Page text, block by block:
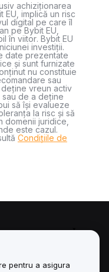
achiziționarea
implică un risc
digital pe care îl
pe Bybit EU,
în viitor. Bybit EU
investiții.
date prezentate
și sunt furnizate
nu constituie
sau
vreun activ
sau de a deține
să își evalueze
la risc și să
domenii juridice,
este cazul.
Condițiile de
pentru a asigura